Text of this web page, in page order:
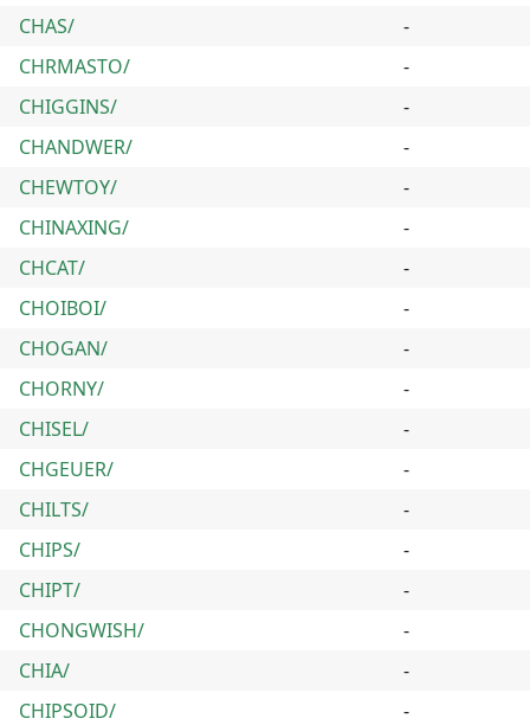
CHAS/
-
CHRMASTO/
-
CHIGGINS/
-
CHANDWER/
-
CHEWTOY/
-
CHINAXING/
-
CHCAT/
-
CHOIBOI/
-
CHOGAN/
-
CHORNY/
-
CHISEL/
-
CHGEUER/
-
CHILTS/
-
CHIPS/
-
CHIPT/
-
CHONGWISH/
-
CHIA/
-
CHIPSOID/
-